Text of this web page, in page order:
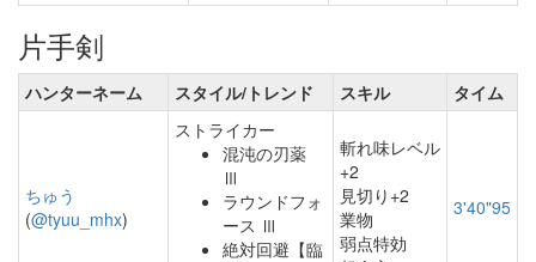
片手剣
ハンターネーム スタイル/トレンド スキル タイム
ちゅう
(@tyuu_mhx)
ストライカー
混沌の刃薬
Ⅲ
ラウンドフォ
ース Ⅲ
絶対回避【臨
斬れ味レベル
+2
見切り+2
業物
弱点特効
3'40"95